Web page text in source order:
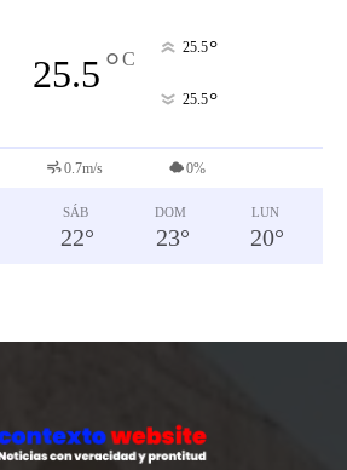
25.5°C
25.5°
25.5°
0.7m/s 0%
SÁB
22°
DOM
23°
LUN
20°